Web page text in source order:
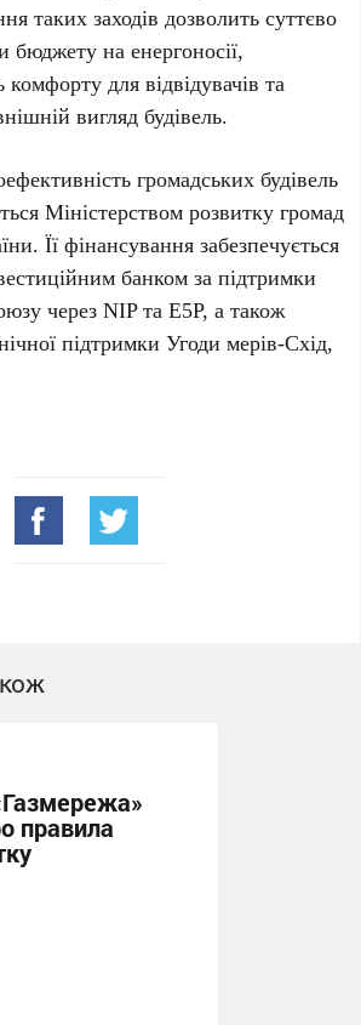
таких заходів дозволить суттєво
на енергоносії,
для відвідувачів та
вигляд будівель.
громадських будівель
Міністерством розвитку громад
Її фінансування забезпечується
банком за підтримки
через NIP та E5P, а також
підтримки Угоди мерів-Схід,
правила